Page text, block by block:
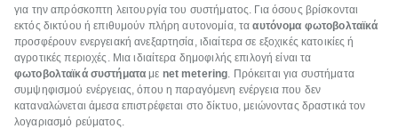
για την απρόσκοπτη λειτουργία του συστήματος. Για όσους βρίσκονται
εκτός δικτύου ή επιθυμούν πλήρη αυτονομία, τααυτόνομα φωτοβολταϊκά
προσφέρουν ενεργειακή ανεξαρτησία, ιδιαίτερα σε εξοχικές κατοικίες ή
αγροτικές περιοχές. Μια ιδιαίτερα δημοφιλής επιλογή είναι τα
φωτοβολταϊκά συστήματα με net metering. Πρόκειται για συστήματα
συμψηφισμού ενέργειας, όπου η παραγόμενη ενέργεια που δεν
καταναλώνεται άμεσα επιστρέφεται στο δίκτυο, μειώνοντας δραστικά τον
λογαριασμό ρεύματος.